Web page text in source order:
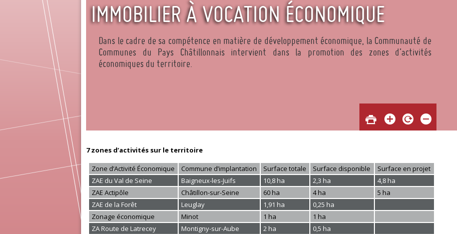
IMMOBILIER À VOCATION ÉCONOMIQUE
Dans le cadre de sa compétence en matière de développement économique, la Communauté de
Communes du Pays Châtillonnais intervient dans la promotion des zones d’activités
économiques du territoire.
7 zones d’activités sur le territoire
Zone d’Activité Économique Commune d’implantation Surface totale Surface disponible
Surface en projet
ZAE du Val de Seine
Baigneux-les-Juifs 10,8 ha 2,3 ha
4,8 ha
ZAE Actipôle
Châtillon-sur-Seine 60 ha 4 ha
5 ha
ZAE de la Forêt
Leuglay 1,91 ha
0,25 ha
Zonage économique
Minot 1 ha
1 ha
ZA Route de Latrecey
Montigny-sur-Aube 2 ha
0,5 ha